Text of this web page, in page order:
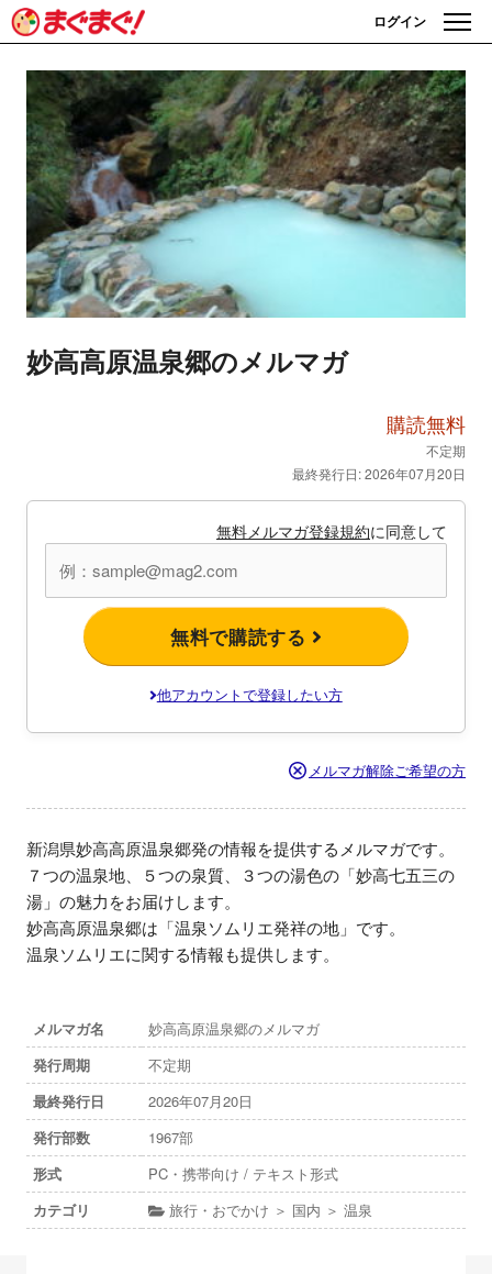
ログイン
妙高高原温泉郷のメルマガ
購読無料
不定期
最終発行日: 2026年07月20日
無料メルマガ登録規約に同意して
無料で購読する
他アカウントで登録したい方
メルマガ解除ご希望の方
新潟県妙高高原温泉郷発の情報を提供するメルマガです。
７つの温泉地、５つの泉質、３つの湯色の「妙高七五三の
湯」の魅力をお届けします。
妙高高原温泉郷は「温泉ソムリエ発祥の地」です。
温泉ソムリエに関する情報も提供します。
メルマガ名
妙高高原温泉郷のメルマガ
発行周期
不定期
最終発行日
2026年07月20日
発行部数
1967部
形式
PC・携帯向け / テキスト形式
カテゴリ
旅行・おでかけ ＞ 国内 ＞ 温泉